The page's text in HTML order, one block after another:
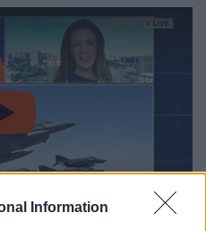
Information
video